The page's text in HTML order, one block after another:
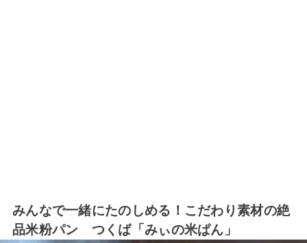
みんなで一緒にたのしめる！こだわり素材の絶
品米粉パン つくば「みぃの米ぱん」